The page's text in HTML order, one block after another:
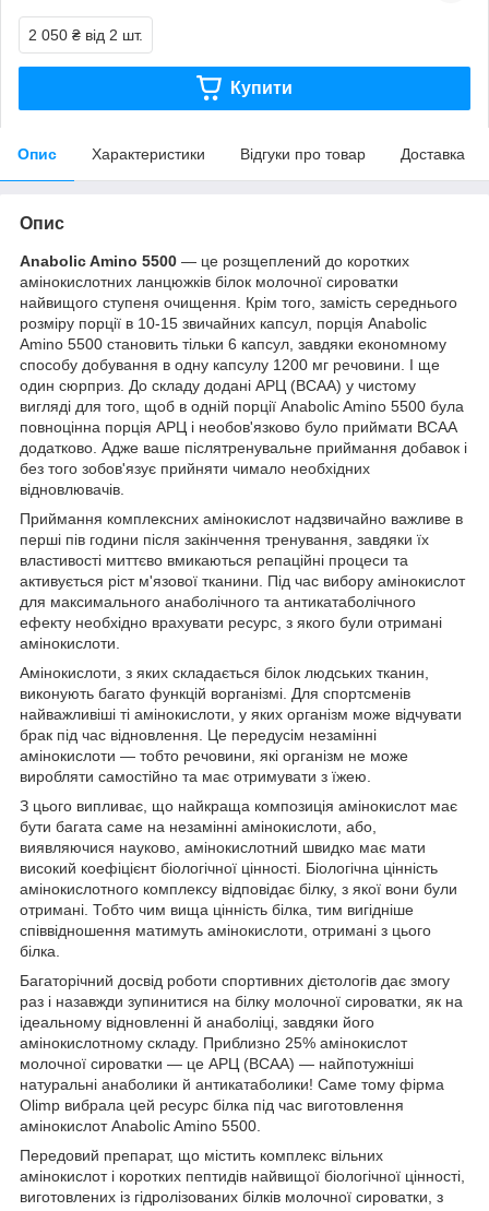
2 050 ₴ від 2 шт.
Купити
Опис Характеристики Відгуки про товар Доставка
Опис
Anabolic Amino 5500 — це розщеплений до коротких
амінокислотних ланцюжків білок молочної сироватки
найвищого ступеня очищення. Крім того, замість середнього
розміру порції в 10-15 звичайних капсул, порція Anabolic
Amino 5500 становить тільки 6 капсул, завдяки економному
способу добування в одну капсулу 1200 мг речовини. І ще
один сюрприз. До складу додані АРЦ (BCAA) у чистому
вигляді для того, щоб в одній порції Anabolic Amino 5500 була
повноцінна порція АРЦ і необов'язково було приймати BCAA
додатково. Адже ваше післятренувальне приймання добавок і
без того зобов'язує прийняти чимало необхідних
відновлювачів.
Приймання комплексних амінокислот надзвичайно важливе в
перші пів години після закінчення тренування, завдяки їх
властивості миттєво вмикаються репаційні процеси та
активується ріст м'язової тканини. Під час вибору амінокислот
для максимального анаболічного та антикатаболічного
ефекту необхідно врахувати ресурс, з якого були отримані
амінокислоти.
Амінокислоти, з яких складається білок людських тканин,
виконують багато функцій ворганізмі. Для спортсменів
найважливіші ті амінокислоти, у яких організм може відчувати
брак під час відновлення. Це передусім незамінні
амінокислоти — тобто речовини, які організм не може
виробляти самостійно та має отримувати з їжею.
З цього випливає, що найкраща композиція амінокислот має
бути багата саме на незамінні амінокислоти, або,
виявляючися науково, амінокислотний швидко має мати
високий коефіцієнт біологічної цінності. Біологічна цінність
амінокислотного комплексу відповідає білку, з якої вони були
отримані. Тобто чим вища цінність білка, тим вигідніше
співвідношення матимуть амінокислоти, отримані з цього
білка.
Багаторічний досвід роботи спортивних дієтологів дає змогу
раз і назавжди зупинитися на білку молочної сироватки, як на
ідеальному відновленні й анаболіці, завдяки його
амінокислотному складу. Приблизно 25% амінокислот
молочної сироватки — це АРЦ (BCAA) — найпотужніші
натуральні анаболики й антикатаболики! Саме тому фірма
Olimp вибрала цей ресурс білка під час виготовлення
амінокислот Anabolic Amino 5500.
Передовий препарат, що містить комплекс вільних
амінокислот і коротких пептидів найвищої біологічної цінності,
виготовлених із гідролізованих білків молочної сироватки, з